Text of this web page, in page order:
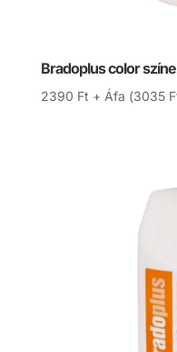
Bradoplus color
2390 Ft + Áfa (3035